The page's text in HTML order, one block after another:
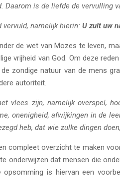
Daarom is de liefde de vervulling
vervuld, namelijk hierin: U zult uw
de wet van Mozes te leven,
vrijheid van God. Om deze
zondige natuur van de mens
autoriteit.
vlees zijn, namelijk overspel,
onenigheid, afwijkingen in de
heb, dat wie zulke dingen
compleet overzicht te maken
onderwijzen dat mensen die
opsomming is hiervan een